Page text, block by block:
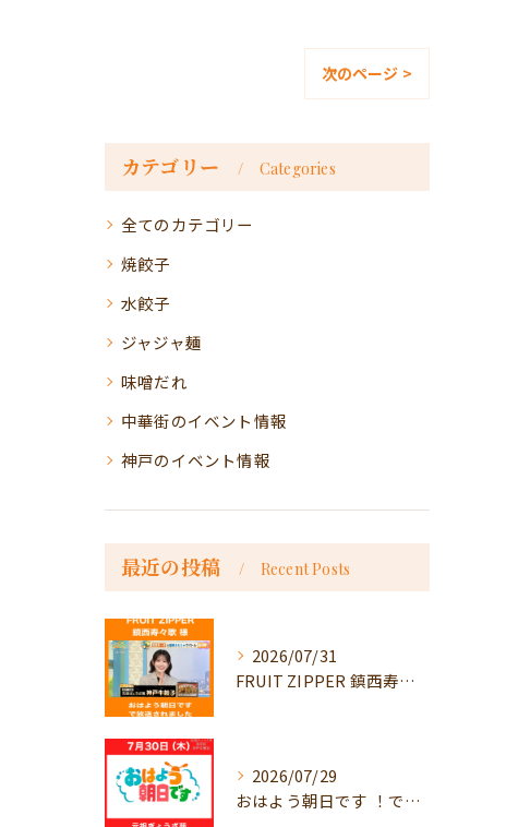
次のページ >
カテゴリー Categories
全てのカテゴリー
焼餃子
水餃子
ジャジャ麺
味噌だれ
中華街のイベント情報
神戸のイベント情報
最近の投稿 Recent Posts
2026/07/31
FRUIT ZIPPER 鎮西寿々歌様が！
2026/07/29
おはよう朝日です ！で放送